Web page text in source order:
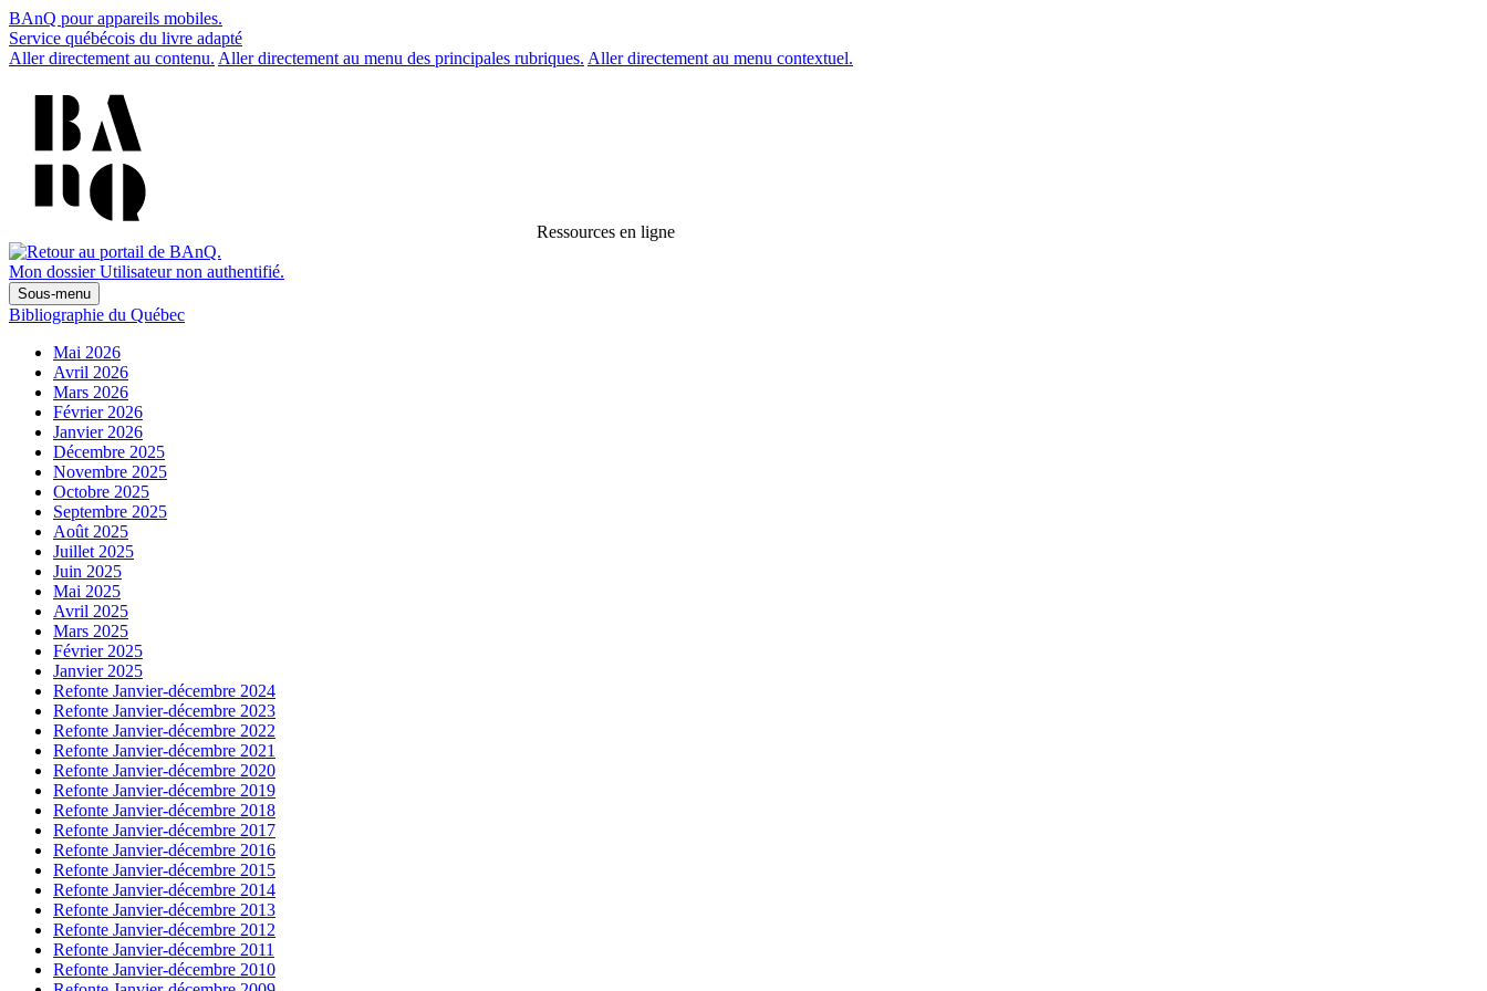
BAnQ pour appareils mobiles.
Service québécois du livre adapté
Aller directement au contenu. Aller directement au menu des principales rubriques. Aller directement au menu contextuel.
Ressources en ligne
Mon dossier Utilisateur non authentifié.
Sous-menu
Bibliographie du Québec
Mai 2026
Avril 2026
Mars 2026
Février 2026
Janvier 2026
Décembre 2025
Novembre 2025
Octobre 2025
Septembre 2025
Août 2025
Juillet 2025
Juin 2025
Mai 2025
Avril 2025
Mars 2025
Février 2025
Janvier 2025
Refonte Janvier-décembre 2024
Refonte Janvier-décembre 2023
Refonte Janvier-décembre 2022
Refonte Janvier-décembre 2021
Refonte Janvier-décembre 2020
Refonte Janvier-décembre 2019
Refonte Janvier-décembre 2018
Refonte Janvier-décembre 2017
Refonte Janvier-décembre 2016
Refonte Janvier-décembre 2015
Refonte Janvier-décembre 2014
Refonte Janvier-décembre 2013
Refonte Janvier-décembre 2012
Refonte Janvier-décembre 2011
Refonte Janvier-décembre 2010